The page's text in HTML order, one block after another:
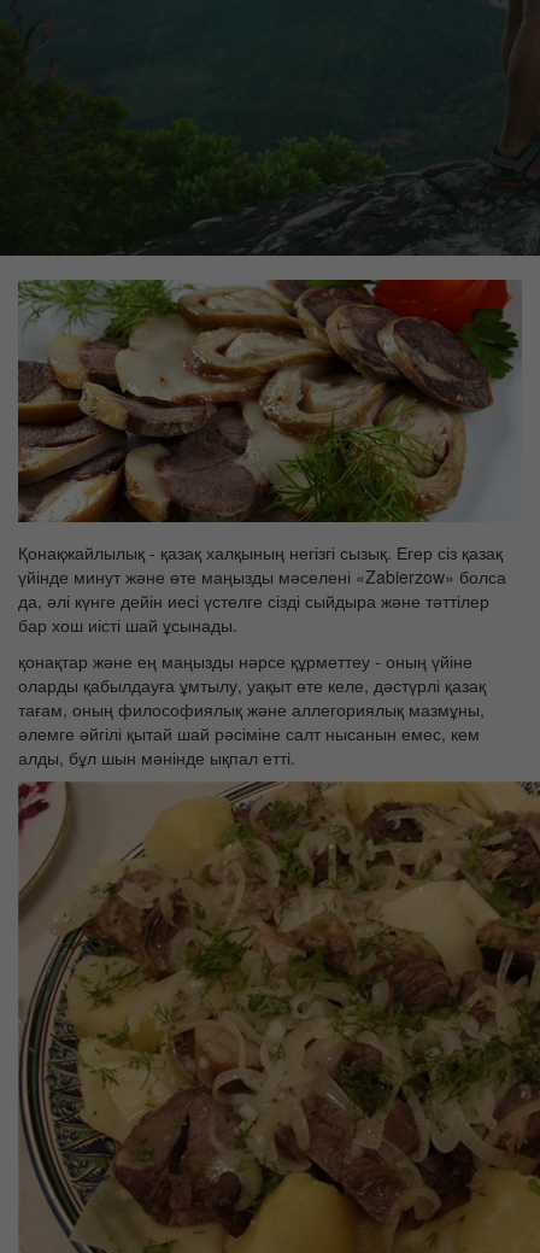
Қонақжайлылық - қазақ халқының негізгі сызық. Егер сіз қазақ
үйінде минут және өте маңызды мәселені «Zabierzow» болса
да, әлі күнге дейін иесі үстелге сізді сыйдыра және тәттілер
бар хош иісті шай ұсынады.
қонақтар және ең маңызды нәрсе құрметтеу - оның үйіне
оларды қабылдауға ұмтылу, уақыт өте келе, дәстүрлі қазақ
тағам, оның философиялық және аллегориялық мазмұны,
әлемге әйгілі қытай шай рәсіміне салт нысанын емес, кем
алды, бұл шын мәнінде ықпал етті.